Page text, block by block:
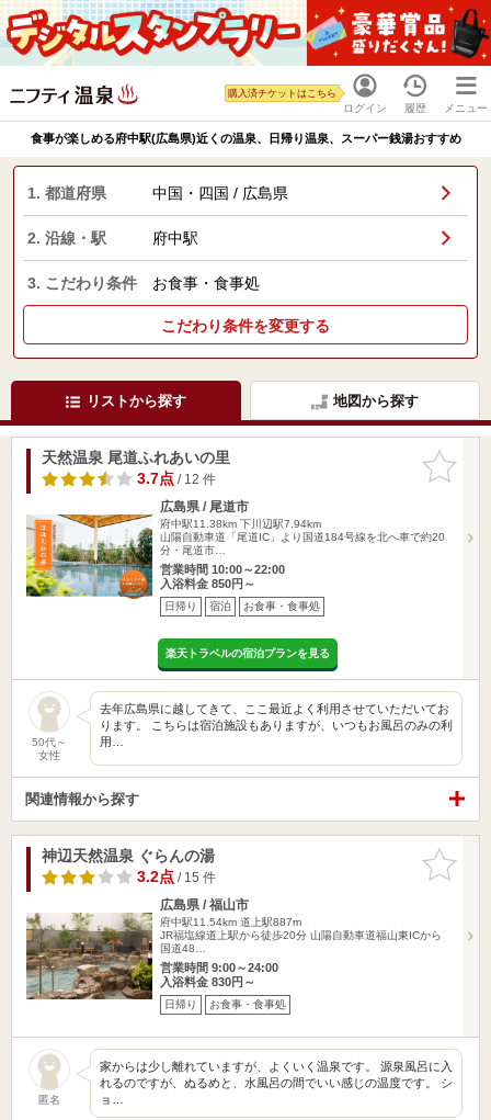
ログイン
購入済チケットはこちら
履歴 メニュー
食事が楽しめる府中駅(広島県)近くの温泉、日帰り温泉、スーパー銭湯おすすめ
1. 都道府県 中国・四国 / 広島県
2. 沿線・駅 府中駅
3. こだわり条件 お食事・食事処
こだわり条件を変更する
リストから探す 地図から探す
お気に入
りに追加
天然温泉 尾道ふれあいの里
3.7点/ 12 件
広島県 / 尾道市
府中駅11.38km 下川辺駅7.94km
山陽自動車道「尾道IC」より国道184号線を北へ車で約20
分・尾道市…
営業時間 10:00～22:00
入浴料金 850円～
日帰り 宿泊 お食事・食事処
楽天トラベルの宿泊プランを見る
50代～
女性
去年広島県に越してきて、ここ最近よく利用させていただいてお
ります。 こちらは宿泊施設もありますが、いつもお風呂のみの利
用…
関連情報から探す
お気に入
りに追加
神辺天然温泉 ぐらんの湯
3.2点/ 15 件
広島県 / 福山市
府中駅11.54km 道上駅887m
JR福塩線道上駅から徒歩20分 山陽自動車道福山東ICから
国道48…
営業時間 9:00～24:00
入浴料金 830円～
日帰り お食事・食事処
匿名
家からは少し離れていますが、よくいく温泉です。 源泉風呂に入
れるのですが、ぬるめと、水風呂の間でいい感じの温度です。 シ
ョ…